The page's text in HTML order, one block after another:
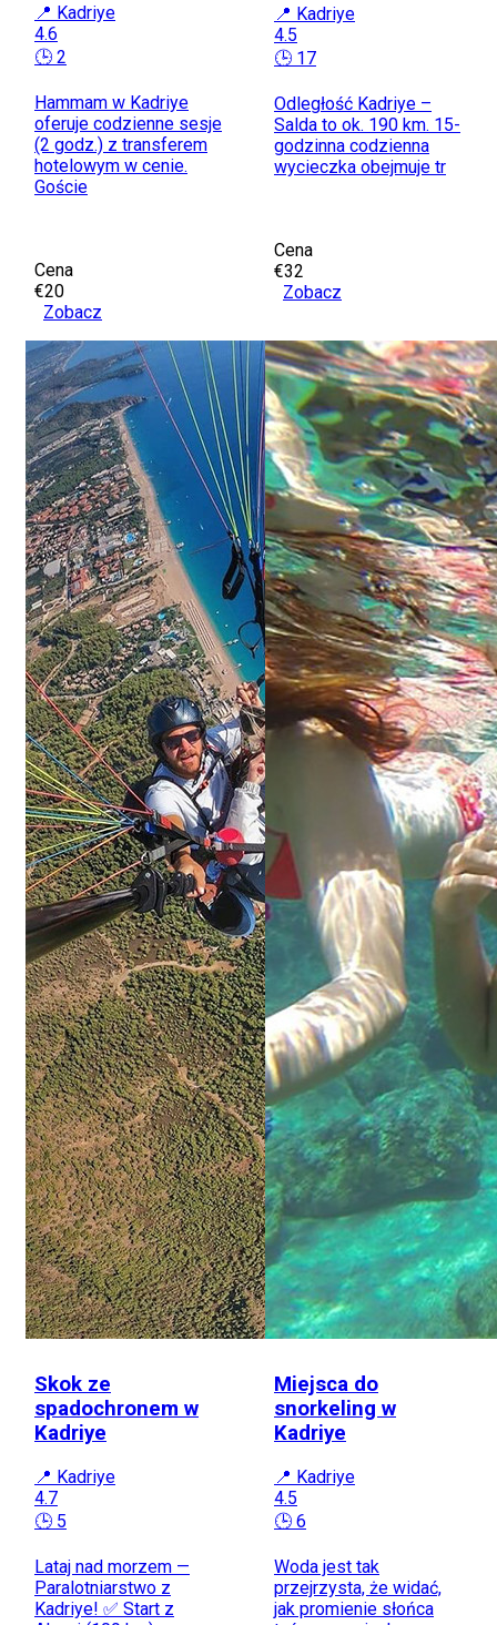
📍 Kadriye
4.6
🕒 2
Hammam w Kadriye
oferuje codzienne sesje
(2 godz.) z transferem
hotelowym w cenie.
Goście
Cena
€20
Zobacz
📍 Kadriye
4.5
🕒 17
Odległość Kadriye –
Salda to ok. 190 km. 15-
godzinna codzienna
wycieczka obejmuje tr
Cena
€32
Zobacz
Skok ze
spadochronem w
Kadriye
📍 Kadriye
4.7
🕒 5
Lataj nad morzem —
Paralotniarstwo z
Kadriye! ✅ Start z
Miejsca do
snorkeling w
Kadriye
📍 Kadriye
4.5
🕒 6
Woda jest tak
przejrzysta, że widać,
jak promienie słońca